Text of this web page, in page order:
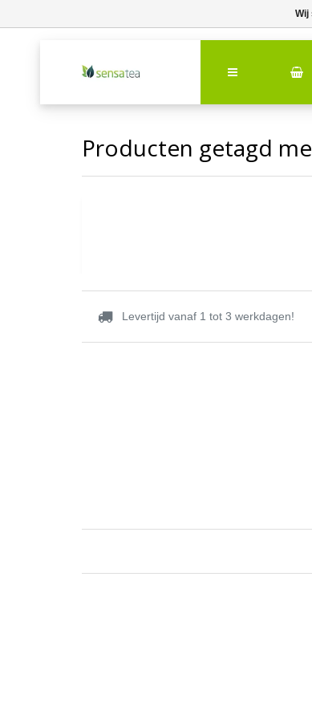
Producten getagd
Levertijd vanaf 1 tot 3 werkdagen!
Wij